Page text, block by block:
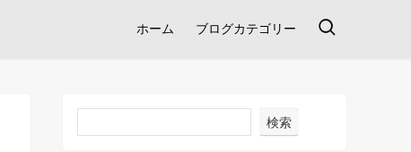
ホーム ブログカテゴリー
検索